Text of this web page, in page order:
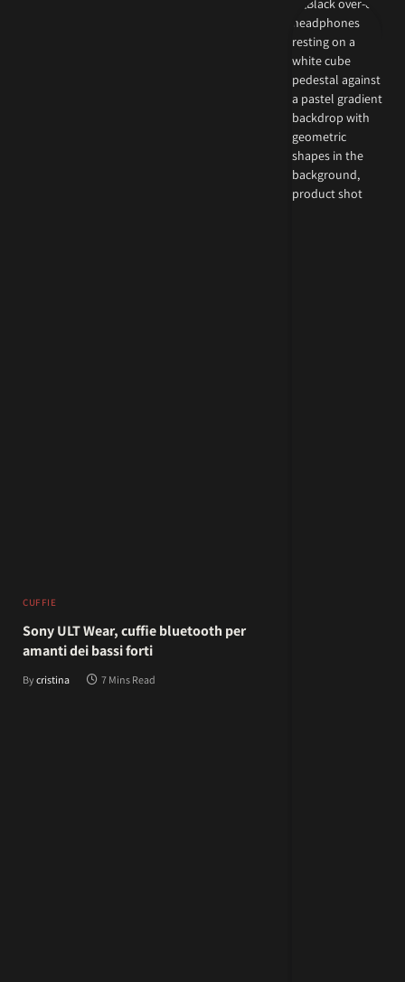
CUFFIE
Sony ULT Wear, cuffie bluetooth per
amanti dei bassi forti
Bycristina 7 Mins Read